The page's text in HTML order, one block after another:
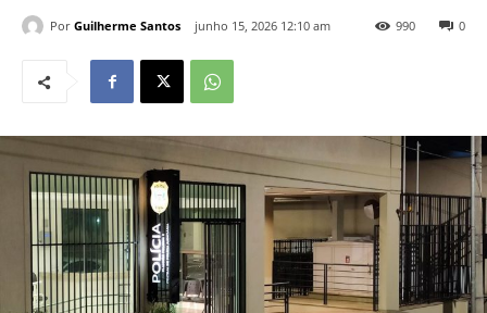
Por Guilherme Santos junho 15, 2026 12:10 am 0
990